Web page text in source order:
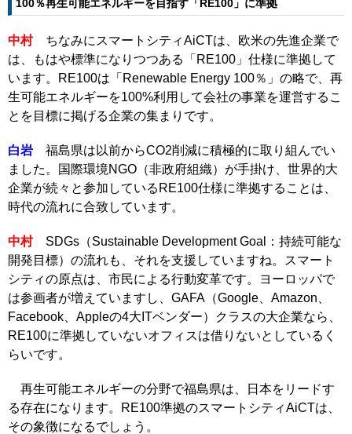
100％再生可能エネルギーを目指す「RE100」に準拠
中村ちなみにスマートシティAiCTは、欧米の先進企業で
は、もはや標準になりつつある「RE100」仕様に準拠して
います。RE100は「Renewable Energy 100％」の略で、再
生可能エネルギーを100%利用して会社の事業を運営するこ
とを目標に掲げる企業の集まりです。
白岩 福島県は以前からCO2削減に積極的に取り組んでい
ました。国際環境NGO（非政府組織）が手掛け、世界的大
企業が続々と参加しているRE100仕様に準拠することは、
時代の流れに合致しています。
中村SDGs（Sustainable Development Goal：持続可能な
開発目標）の流れも、それを支援していますね。スマート
シティの原点は、市民による行動変革です。ヨーロッパで
は参画者が増えていますし、GAFA（Google、Amazon、
Facebook、Appleの4大ITベンダー）クラスの大企業なら、
RE100に準拠していないオフィスは借りないとしているく
らいです。
再生可能エネルギーの分野で福島県は、日本をリードす
る存在になります。RE100準拠のスマートシティAiCTは、
その象徴になるでしょう。